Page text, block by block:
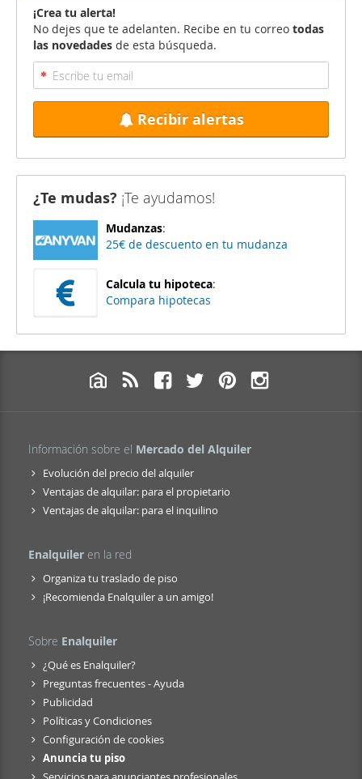
¡Crea tu alerta!
No dejes que te adelanten. Recibe en tu correo todas
las novedades de esta búsqueda.
Recibir alertas
¿Te mudas? ¡Te ayudamos!
Mudanzas:
25€ de descuento en tu mudanza
Calcula tu hipoteca:
Compara hipotecas
Información sobre el Mercado del Alquiler
Evolución del precio del alquiler
Ventajas de alquilar: para el propietario
Ventajas de alquilar: para el inquilino
Enalquiler en la red
Organiza tu traslado de piso
¡Recomienda Enalquiler a un amigo!
Sobre Enalquiler
¿Qué es Enalquiler?
Preguntas frecuentes - Ayuda
Publicidad
Políticas y Condiciones
Configuración de cookies
Anuncia tu piso